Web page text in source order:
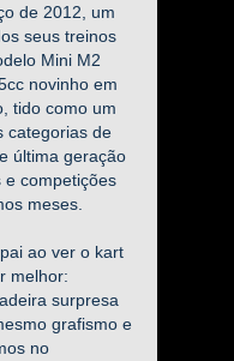
de 2012, um
seus treinos
Mini M2
novinho em
tido como um
categorias de
última geração
e competições
meses.
ao ver o kart
melhor:
surpresa
grafismo e
no